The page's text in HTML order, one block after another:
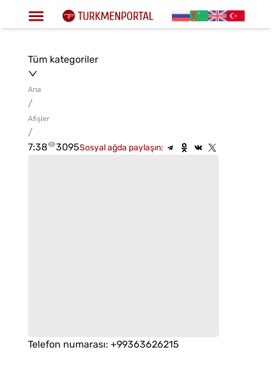
Tüm kategoriler
Ana
/
Afişler
/
7:38
3095Sosyal ağda paylaşın:
Telefon numarası: +99363626215